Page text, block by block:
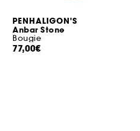
PENHALIGON'S
Anbar Stone
Bougie
77,00€